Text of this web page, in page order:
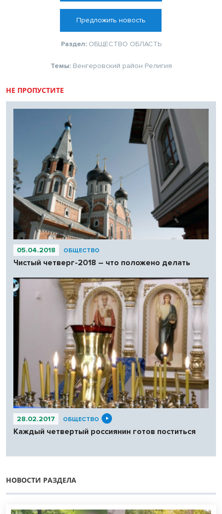
Предложить новость
Раздел: ОБЩЕСТВО ОБЛАСТЬ
Темы: Венгеровский район Религия
НЕ ПРОПУСТИТЕ
05.04.2018 ОБЩЕСТВО
Чистый четверг-2018 – что положено делать
28.02.2017 ОБЩЕСТВО
Каждый четвертый россиянин готов поститься
НОВОСТИ РАЗДЕЛА